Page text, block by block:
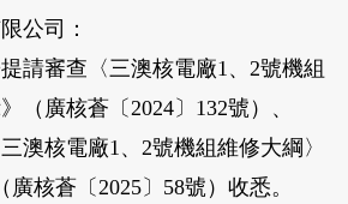
公司：
審查〈三澳核電廠1、2號機組
（廣核蒼〔2024〕132號）、
澳核電廠1、2號機組維修大綱〉
廣核蒼〔2025〕58號）收悉。